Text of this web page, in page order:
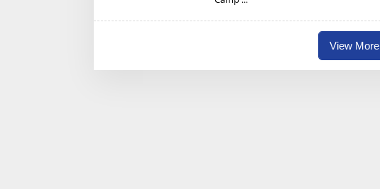
I
S
U
P
R
I
View More